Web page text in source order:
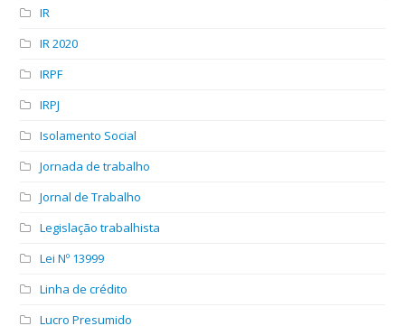
IR
IR 2020
IRPF
IRPJ
Isolamento Social
Jornada de trabalho
Jornal de Trabalho
Legislação trabalhista
Lei Nº 13999
Linha de crédito
Lucro Presumido